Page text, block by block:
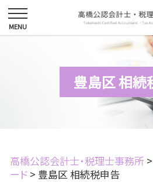
豊島区 相続
高橋公認会計士・税理士事務所 >
ード > 豊島区 相続税申告